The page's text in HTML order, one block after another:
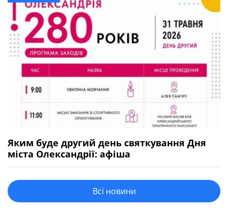
Яким буде другий день святкування Дня
міста Олександрії: афіша
Всі новини